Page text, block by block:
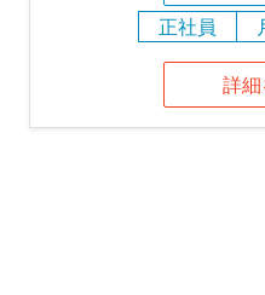
正社員
詳